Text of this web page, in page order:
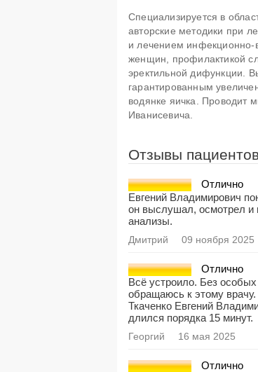
Специализируется в
авторские методики при
и лечением инфекционно-
женщин, профилактикой
эректильной дифункции.
гарантированным
водянке яичка. Проводит
Иванисевича.
Отзывы
Отлично
Евгений Владимирович
он выслушал, осмотрел и
анализы.
Дмитрий 09 ноября 2025
Отлично
Всё устроило. Без
обращаюсь к этому врачу.
Ткаченко Евгений
длился порядка 15 минут.
Георгий 16 мая 2025
Отлично